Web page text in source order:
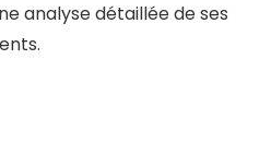
analyse détaillée de ses